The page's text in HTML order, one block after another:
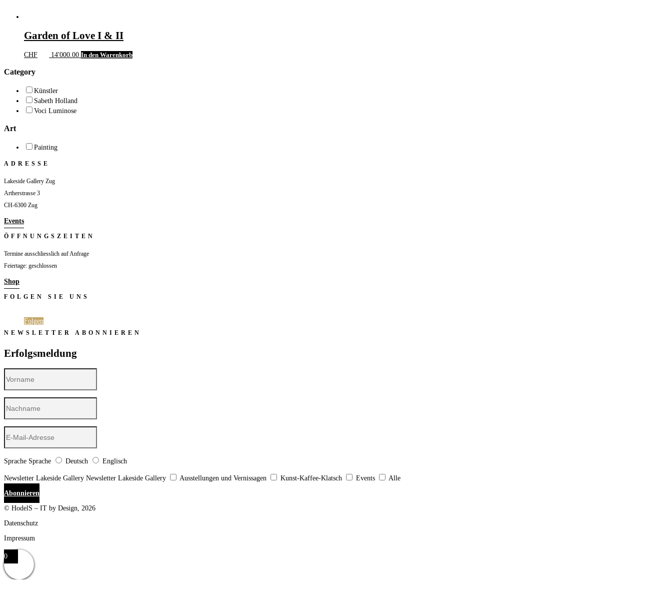
Garden of Love I & II
CHF 14'000.00 In den Warenkorb
Category
Künstler
Sabeth Holland
Voci Luminose
Art
Painting
ADRESSE
Lakeside Gallery Zug
Artherstrasse 3
CH-6300 Zug
Events
ÖFFNUNGSZEITEN
Termine ausschliesslich auf Anfrage
Feiertage: geschlossen
Shop
FOLGEN SIE UNS
Folgen
NEWSLETTER ABONNIEREN
Erfolgsmeldung
Sprache Sprache Deutsch Englisch
Newsletter Lakeside Gallery Newsletter Lakeside Gallery Ausstellungen und Vernissagen Kunst-Kaffee-Klatsch Events
Alle
Abonnieren
© HodelS – IT by Design, 2026
Datenschutz
Impressum
0